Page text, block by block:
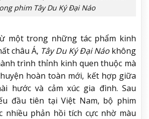
phim Tây Du Ký Đại Náo
một trong những tác phẩm kinh
châu Á, Tây Du Ký Đại Náo không
trình thỉnh kinh quen thuộc mà
hoàn toàn mới, kết hợp giữa
hước và cảm xúc gia đình. Sau
đầu tiên tại Việt Nam, bộ phim
nhiều phản hồi tích cực nhờ màu